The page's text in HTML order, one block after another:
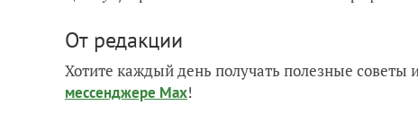
От редакции
Хотите каждый день получать полезные советы
мессенджере Max!